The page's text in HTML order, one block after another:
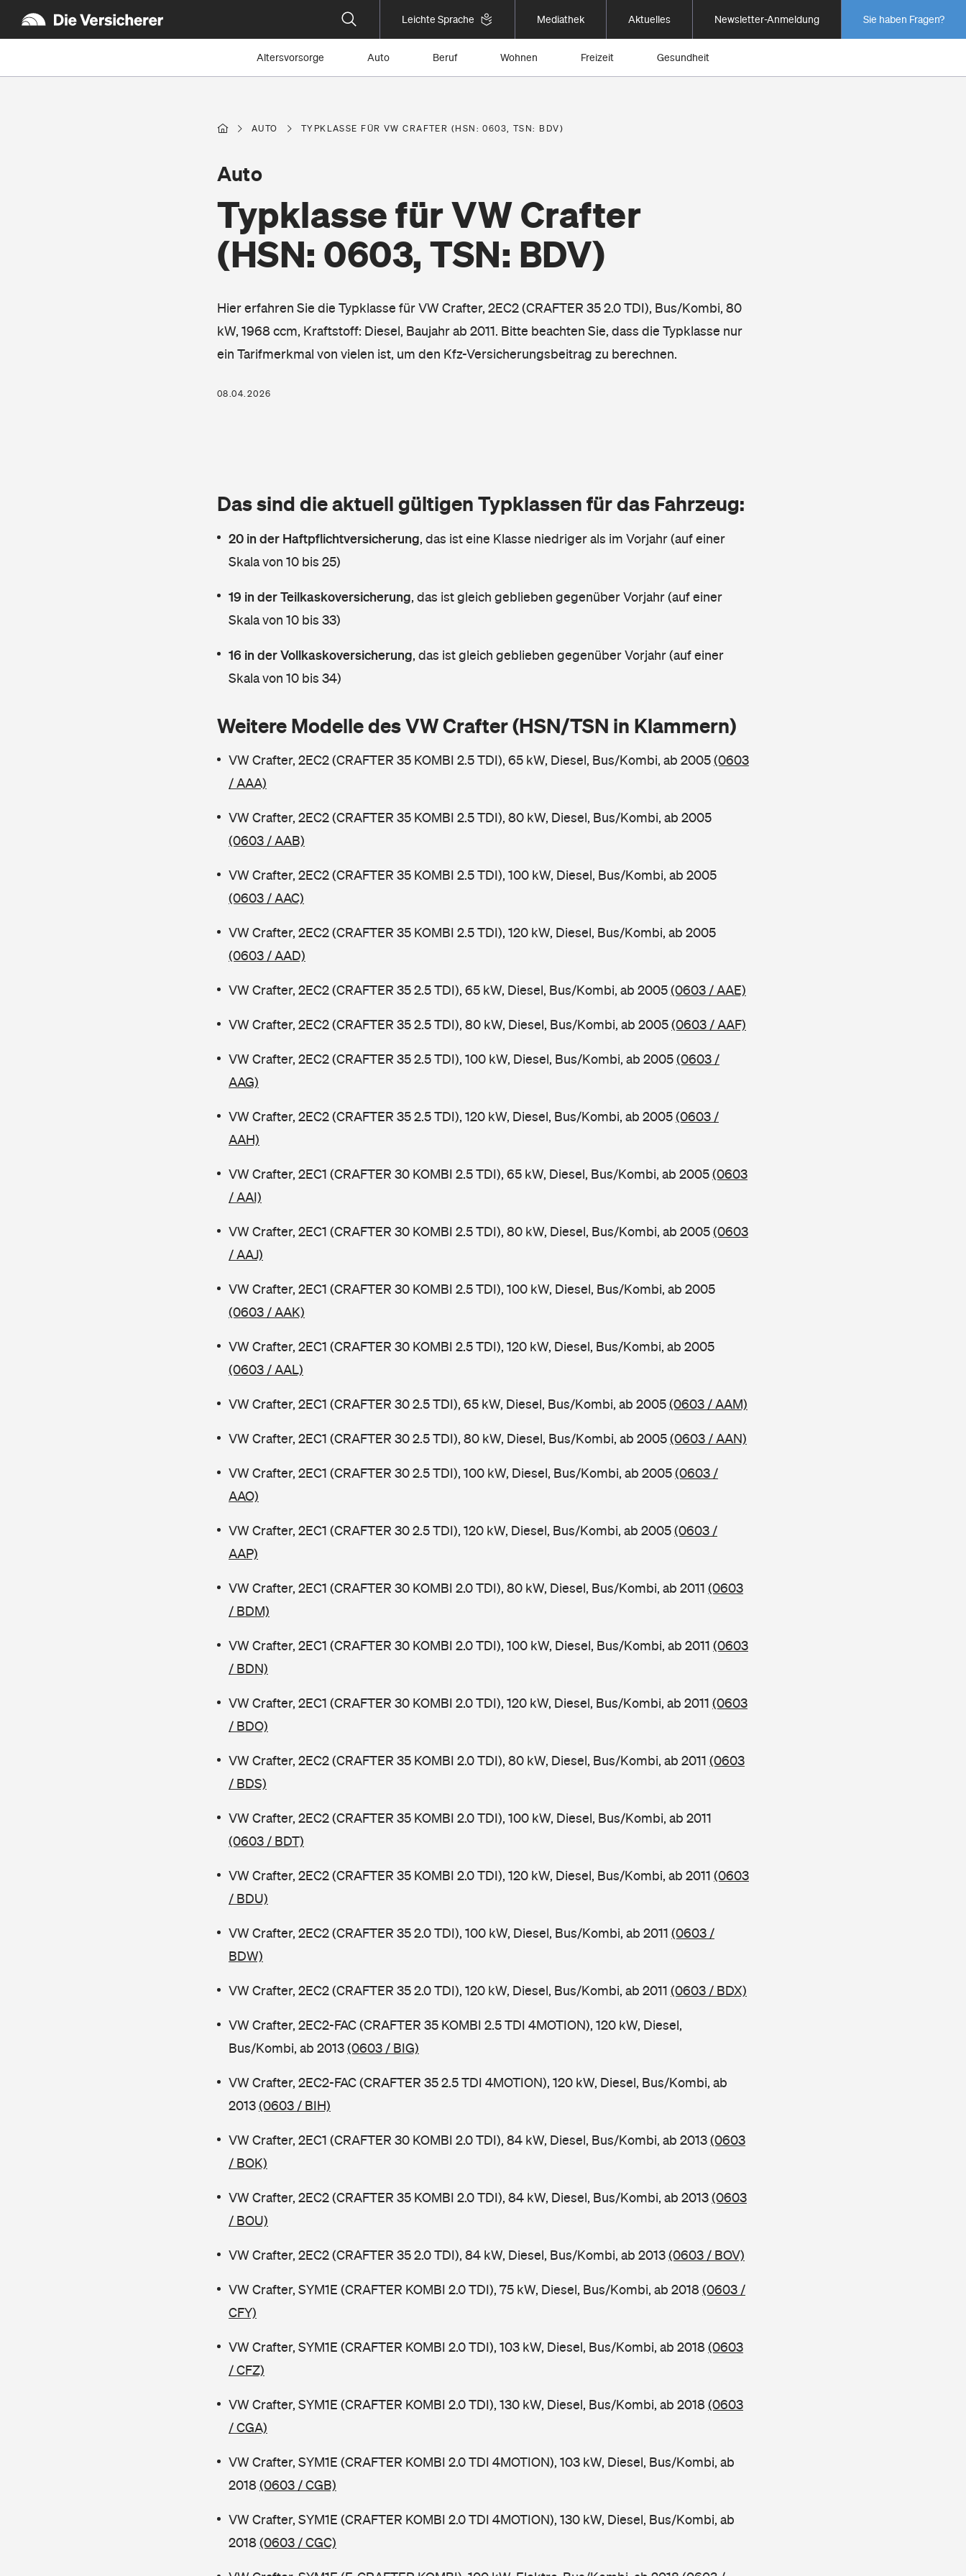
Leichte Sprache Mediathek Aktuelles Newsletter-Anmeldung Sie haben Fragen?
Altersvorsorge Auto Beruf Wohnen Freizeit Gesundheit
AUTO TYPKLASSE FÜR VW CRAFTER (HSN: 0603, TSN: BDV)
Typklasse für VW Crafter
(HSN: 0603, TSN: BDV)
Auto
Hier erfahren Sie die Typklasse für VW Crafter, 2EC2 (CRAFTER 35 2.0 TDI), Bus/Kombi, 80
kW, 1968 ccm, Kraftstoff: Diesel, Baujahr ab 2011. Bitte beachten Sie, dass die Typklasse nur
ein Tarifmerkmal von vielen ist, um den Kfz-Versicherungsbeitrag zu berechnen.
08.04.2026
Das sind die aktuell gültigen Typklassen für das Fahrzeug:
20 in der Haftpflichtversicherung, das ist eine Klasse niedriger als im Vorjahr (auf einer
Skala von 10 bis 25)
19 in der Teilkaskoversicherung, das ist gleich geblieben gegenüber Vorjahr (auf einer
Skala von 10 bis 33)
16 in der Vollkaskoversicherung, das ist gleich geblieben gegenüber Vorjahr (auf einer
Skala von 10 bis 34)
Weitere Modelle des VW Crafter (HSN/TSN in Klammern)
VW Crafter, 2EC2 (CRAFTER 35 KOMBI 2.5 TDI), 65 kW, Diesel, Bus/Kombi, ab 2005(0603
/ AAA)
VW Crafter, 2EC2 (CRAFTER 35 KOMBI 2.5 TDI), 80 kW, Diesel, Bus/Kombi, ab 2005
(0603 / AAB)
VW Crafter, 2EC2 (CRAFTER 35 KOMBI 2.5 TDI), 100 kW, Diesel, Bus/Kombi, ab 2005
(0603 / AAC)
VW Crafter, 2EC2 (CRAFTER 35 KOMBI 2.5 TDI), 120 kW, Diesel, Bus/Kombi, ab 2005
(0603 / AAD)
VW Crafter, 2EC2 (CRAFTER 35 2.5 TDI), 65 kW, Diesel, Bus/Kombi, ab 2005(0603 / AAE)
VW Crafter, 2EC2 (CRAFTER 35 2.5 TDI), 80 kW, Diesel, Bus/Kombi, ab 2005(0603 / AAF)
VW Crafter, 2EC2 (CRAFTER 35 2.5 TDI), 100 kW, Diesel, Bus/Kombi, ab 2005(0603 /
AAG)
VW Crafter, 2EC2 (CRAFTER 35 2.5 TDI), 120 kW, Diesel, Bus/Kombi, ab 2005(0603 /
AAH)
VW Crafter, 2EC1 (CRAFTER 30 KOMBI 2.5 TDI), 65 kW, Diesel, Bus/Kombi, ab 2005(0603
/ AAI)
VW Crafter, 2EC1 (CRAFTER 30 KOMBI 2.5 TDI), 80 kW, Diesel, Bus/Kombi, ab 2005(0603
/ AAJ)
VW Crafter, 2EC1 (CRAFTER 30 KOMBI 2.5 TDI), 100 kW, Diesel, Bus/Kombi, ab 2005
(0603 / AAK)
VW Crafter, 2EC1 (CRAFTER 30 KOMBI 2.5 TDI), 120 kW, Diesel, Bus/Kombi, ab 2005
(0603 / AAL)
VW Crafter, 2EC1 (CRAFTER 30 2.5 TDI), 65 kW, Diesel, Bus/Kombi, ab 2005(0603 / AAM)
VW Crafter, 2EC1 (CRAFTER 30 2.5 TDI), 80 kW, Diesel, Bus/Kombi, ab 2005(0603 / AAN)
VW Crafter, 2EC1 (CRAFTER 30 2.5 TDI), 100 kW, Diesel, Bus/Kombi, ab 2005(0603 /
AAO)
VW Crafter, 2EC1 (CRAFTER 30 2.5 TDI), 120 kW, Diesel, Bus/Kombi, ab 2005(0603 /
AAP)
VW Crafter, 2EC1 (CRAFTER 30 KOMBI 2.0 TDI), 80 kW, Diesel, Bus/Kombi, ab 2011 (0603
/ BDM)
VW Crafter, 2EC1 (CRAFTER 30 KOMBI 2.0 TDI), 100 kW, Diesel, Bus/Kombi, ab 2011 (0603
/ BDN)
VW Crafter, 2EC1 (CRAFTER 30 KOMBI 2.0 TDI), 120 kW, Diesel, Bus/Kombi, ab 2011 (0603
/ BDO)
VW Crafter, 2EC2 (CRAFTER 35 KOMBI 2.0 TDI), 80 kW, Diesel, Bus/Kombi, ab 2011 (0603
/ BDS)
VW Crafter, 2EC2 (CRAFTER 35 KOMBI 2.0 TDI), 100 kW, Diesel, Bus/Kombi, ab 2011
(0603 / BDT)
VW Crafter, 2EC2 (CRAFTER 35 KOMBI 2.0 TDI), 120 kW, Diesel, Bus/Kombi, ab 2011 (0603
/ BDU)
VW Crafter, 2EC2 (CRAFTER 35 2.0 TDI), 100 kW, Diesel, Bus/Kombi, ab 2011 (0603 /
BDW)
VW Crafter, 2EC2 (CRAFTER 35 2.0 TDI), 120 kW, Diesel, Bus/Kombi, ab 2011 (0603 / BDX)
VW Crafter, 2EC2-FAC (CRAFTER 35 KOMBI 2.5 TDI 4MOTION), 120 kW, Diesel,
Bus/Kombi, ab 2013(0603 / BIG)
VW Crafter, 2EC2-FAC (CRAFTER 35 2.5 TDI 4MOTION), 120 kW, Diesel, Bus/Kombi, ab
2013(0603 / BIH)
VW Crafter, 2EC1 (CRAFTER 30 KOMBI 2.0 TDI), 84 kW, Diesel, Bus/Kombi, ab 2013(0603
/ BOK)
VW Crafter, 2EC2 (CRAFTER 35 KOMBI 2.0 TDI), 84 kW, Diesel, Bus/Kombi, ab 2013(0603
/ BOU)
VW Crafter, 2EC2 (CRAFTER 35 2.0 TDI), 84 kW, Diesel, Bus/Kombi, ab 2013(0603 / BOV)
VW Crafter, SYM1E (CRAFTER KOMBI 2.0 TDI), 75 kW, Diesel, Bus/Kombi, ab 2018(0603 /
CFY)
VW Crafter, SYM1E (CRAFTER KOMBI 2.0 TDI), 103 kW, Diesel, Bus/Kombi, ab 2018(0603
/ CFZ)
VW Crafter, SYM1E (CRAFTER KOMBI 2.0 TDI), 130 kW, Diesel, Bus/Kombi, ab 2018(0603
/ CGA)
VW Crafter, SYM1E (CRAFTER KOMBI 2.0 TDI 4MOTION), 103 kW, Diesel, Bus/Kombi, ab
2018(0603 / CGB)
VW Crafter, SYM1E (CRAFTER KOMBI 2.0 TDI 4MOTION), 130 kW, Diesel, Bus/Kombi, ab
2018(0603 / CGC)